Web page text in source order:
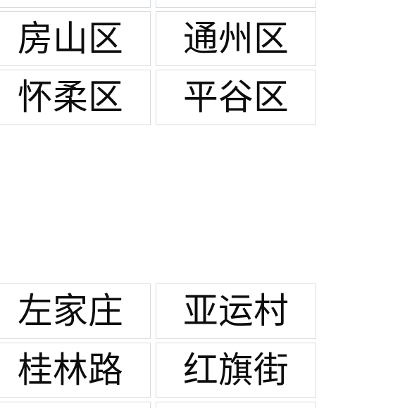
房山区
通州区
怀柔区
平谷区
左家庄
亚运村
桂林路
红旗街